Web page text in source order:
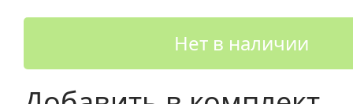
Нет в наличии